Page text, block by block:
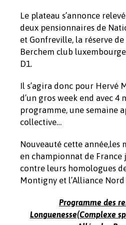
Le plateau s’annonce
deux pensionnaires de
et Gonfreville, la réserve
Berchem club
D1.
Il s’agira donc pour Hervé
d’un gros week end avec 4
programme, une semaine
collective…
Nouveauté cette année,les
en championnat de
contre leurs homologues
Montigny et l’Alliance
Programme des
Longuenesse(Complexe